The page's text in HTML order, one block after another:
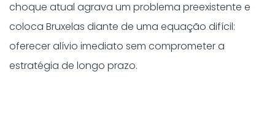
choque atual agrava um problema preexistente e
coloca Bruxelas diante de uma equação difícil:
oferecer alívio imediato sem comprometer a
estratégia de longo prazo.